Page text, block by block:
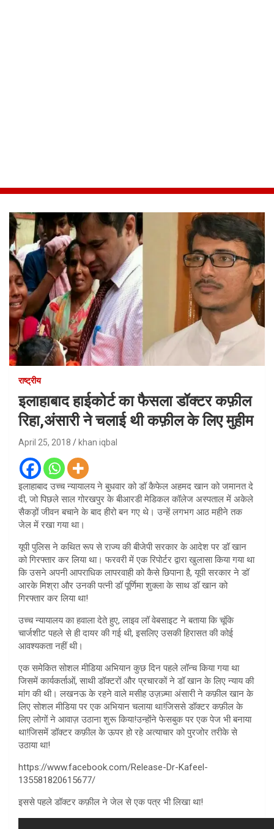
राष्ट्रीय
इलाहाबाद हाईकोर्ट का फैसला डॉक्टर कफ़ील
रिहा,अंसारी ने चलाई थी कफ़ील के लिए मुहीम
April 25, 2018 khan iqbal
इलाहाबाद उच्च न्यायालय ने बुधवार को डॉ कैफेल अहमद खान को जमानत दे
दी, जो पिछले साल गोरखपुर के बीआरडी मेडिकल कॉलेज अस्पताल में अकेले
सैकड़ों जीवन बचाने के बाद हीरो बन गए थे। उन्हें लगभग आठ महीने तक
जेल में रखा गया था।
यूपी पुलिस ने कथित रूप से राज्य की बीजेपी सरकार के आदेश पर डॉ खान
को गिरफ्तार कर लिया था। फरवरी में एक रिपोर्टर द्वारा खुलासा किया गया था
कि उसने अपनी आपराधिक लापरवाही को कैसे छिपाना है, यूपी सरकार ने डॉ
आरके मिश्रा और उनकी पत्नी डॉ पूर्णिमा शुक्ला के साथ डॉ खान को
गिरफ्तार कर लिया था!
उच्च न्यायालय का हवाला देते हुए, लाइव लॉ वेबसाइट ने बताया कि चूंकि
चार्जशीट पहले से ही दायर की गई थी, इसलिए उसकी हिरासत की कोई
आवश्यकता नहीं थी।
एक समेकित सोशल मीडिया अभियान कुछ दिन पहले लॉन्च किया गया था
जिसमें कार्यकर्ताओं, साथी डॉक्टरों और प्रचारकों ने डॉ खान के लिए न्याय की
मांग की थी। लखनऊ के रहने वाले मसीह उज़ज़्मा अंसारी ने कफ़ील खान के
लिए सोशल मीडिया पर एक अभियान चलाया था!जिससे डॉक्टर कफ़ील के
लिए लोगों ने आवाज़ उठाना शुरू किया!उन्होंने फेसबुक पर एक पेज भी बनाया
था!जिसमें डॉक्टर कफ़ील के ऊपर हो रहे अत्याचार को पुरजोर तरीके से
उठाया था!
https://www.facebook.com/Release-Dr-Kafeel-
135581820615677/
इससे पहले डॉक्टर कफ़ील ने जेल से एक पत्र भी लिखा था!